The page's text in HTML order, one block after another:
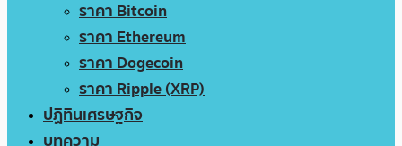
ราคา Bitcoin
ราคา Ethereum
ราคา Dogecoin
ราคา Ripple (XRP)
ปฏิทินเศรษฐกิจ